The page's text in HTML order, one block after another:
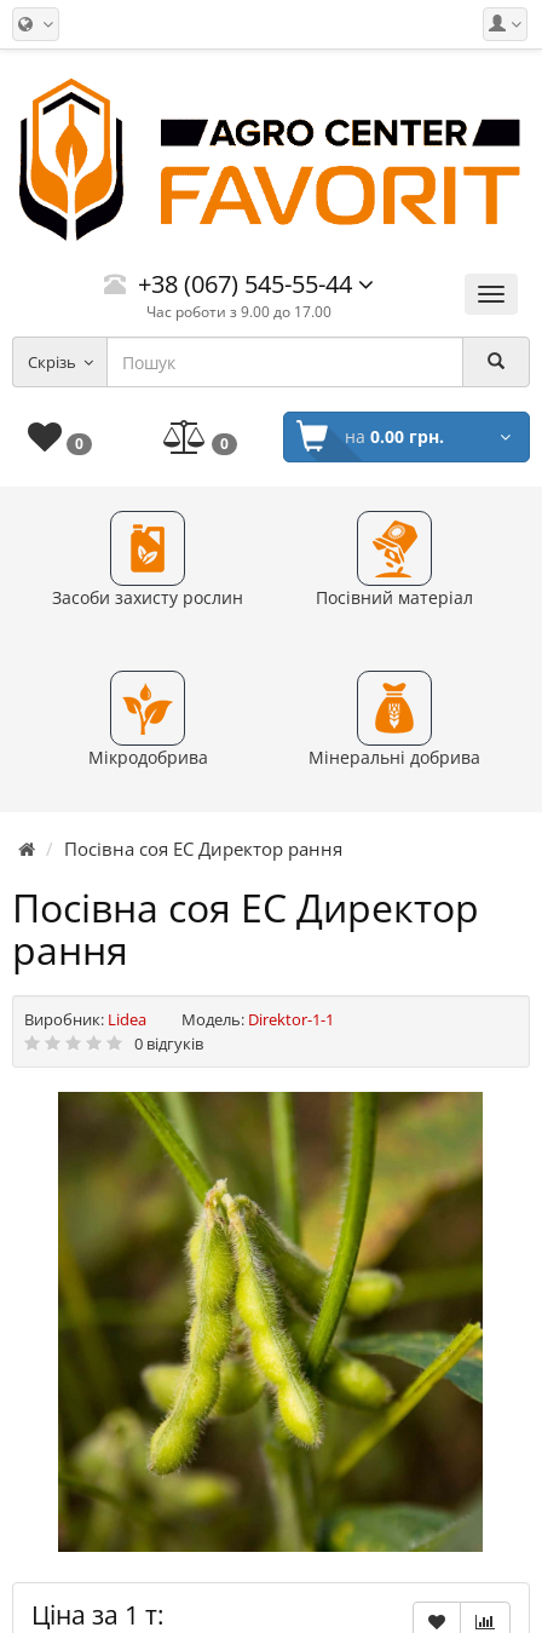
Меню
+38 (067) 545-55-44
Час роботи з 9.00 до 17.00
Скрізь
0 0 на 0.00 грн.
Засоби захисту рослин Посівний матеріал
Мікродобрива Мінеральні добрива
Посівна соя ЕС Директор рання
Посівна соя ЕС Директор
рання
Виробник: Lidea Модель: Direktor-1-1
0 відгуків
Ціна за 1 т: